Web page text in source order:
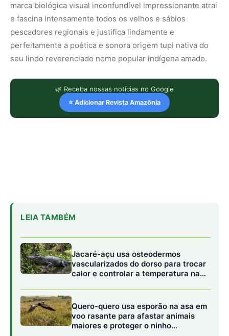
marca biológica visual inconfundível impressionante atrai
e fascina intensamente todos os velhos e sábios
pescadores regionais e justifica lindamente e
perfeitamente a poética e sonora origem tupi nativa do
seu lindo reverenciado nome popular indígena amado.
🌿 Receba nossas notícias no Google
⭐ Adicionar Revista Amazônia
LEIA TAMBÉM
Jacaré-açu usa osteodermos
vascularizados do dorso para trocar
calor e controlar a temperatura na
Quero-quero usa esporão na asa em
voo rasante para afastar animais
maiores e proteger o ninho